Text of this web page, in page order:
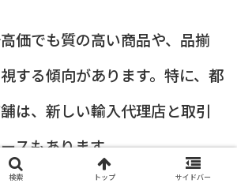
価でも質の高い商品や、品揃
する傾向があります。特に、都
は、新しい輸入代理店と取引
スもあります。
検索 トップ サイドバー